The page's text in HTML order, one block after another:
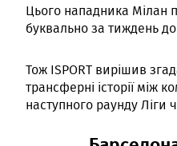
Цього нападника Мілан
буквально за тиждень
Тож ISPORT вирішив
трансферні історії між
наступного раунду Ліги